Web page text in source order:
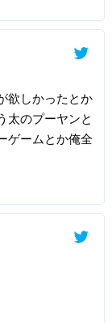
欲しかったとか
太のプーヤンと
ゲームとか俺全